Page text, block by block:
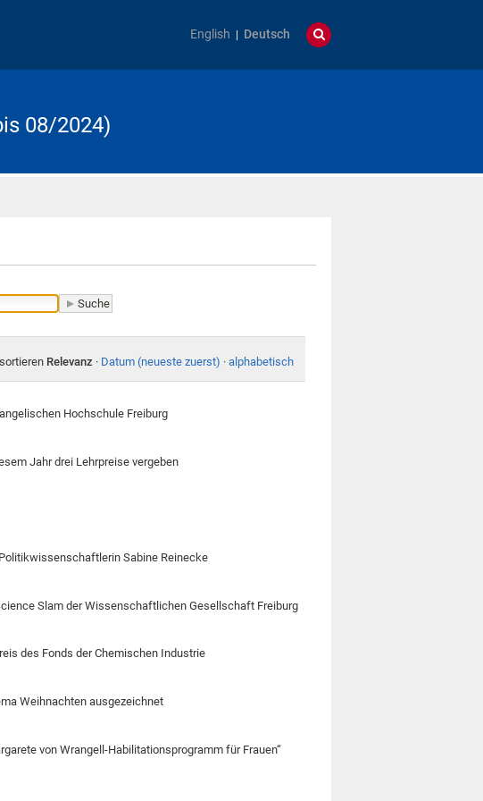
English Deutsch
08/2024)
Relevanz · Datum (neueste zuerst) · alphabetisch
Hochschule Freiburg
Jahr drei Lehrpreise vergeben
Sabine Reinecke
Slam der Wissenschaftlichen Gesellschaft Freiburg
des Fonds der Chemischen Industrie
Weihnachten ausgezeichnet
von Wrangell-Habilitationsprogramm für Frauen“